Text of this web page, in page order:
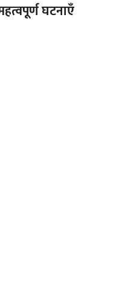
महत्वपूर्ण घटनाएँ